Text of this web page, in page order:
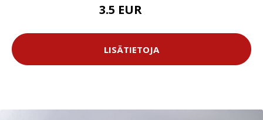
3.5 EUR
LISÄTIETOJA